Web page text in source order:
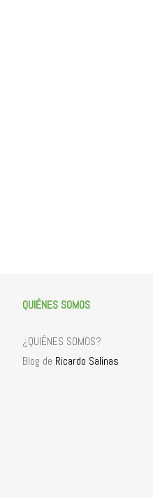
QUIÉNES SOMOS
¿QUIÉNES SOMOS?
Blog de Ricardo Salinas